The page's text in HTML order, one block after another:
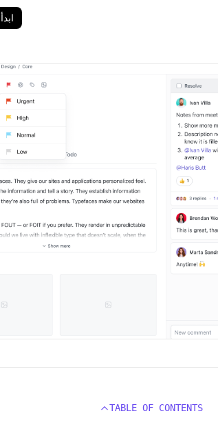
TABLE OF CONTENTS